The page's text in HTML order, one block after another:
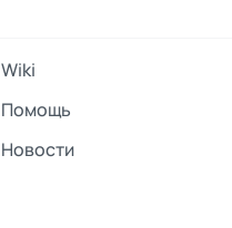
Wiki
Помощь
Новости